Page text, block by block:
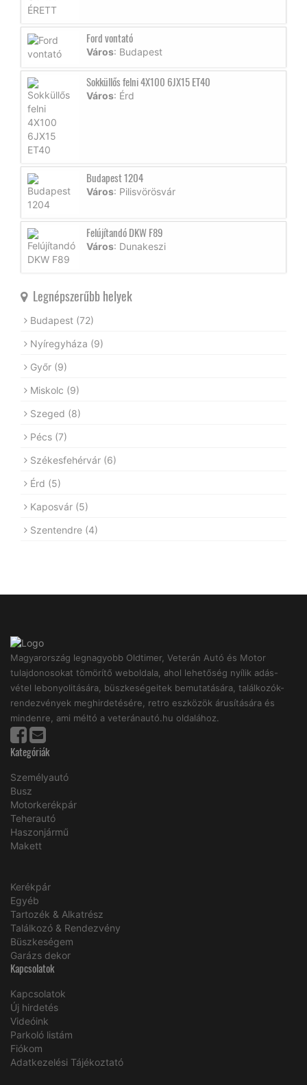
Ford vontató
Város: Budapest
Sokküllős felni 4X100 6JX15 ET40
Város: Érd
Budapest 1204
Város: Pilisvörösvár
Felújítandó DKW F89
Város: Dunakeszi
Legnépszerűbb helyek
Budapest (72)
Nyíregyháza (9)
Győr (9)
Miskolc (9)
Szeged (8)
Pécs (7)
Székesfehérvár (6)
Érd (5)
Kaposvár (5)
Szentendre (4)
Magyarország legnagyobb Oldtimer, Veterán Autó és Motor
tulajdonosokat tömörítő weboldala, ahol lehetőség nyílik adás-
vétel lebonyolitására, büszkeségeitek bemutatására, találkozók-
rendezvények meghirdetésére, retro eszközök árusítására és
mindenre, ami méltó a veteránautó.hu oldalához.
Kategóriák
Személyautó
Busz
Motorkerékpár
Teherautó
Haszonjármű
Makett
Kerékpár
Egyéb
Tartozék & Alkatrész
Találkozó & Rendezvény
Büszkeségem
Garázs dekor
Kapcsolatok
Kapcsolatok
Új hirdetés
Videóink
Parkoló listám
Fiókom
Adatkezelési Tájékoztató